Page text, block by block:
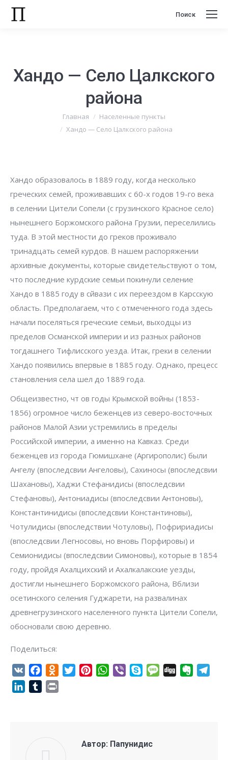
Поиск:
Поиск
Хандо — Село Цалкского
района
Главная
Населенные пункты
Хандо — Село Цалкского района
Хандо образовалось в 1889 году, когда несколько
греческих семей, проживавших с 60-х годов 19-го века
в селении Цители Сопели (с грузинского Красное село)
нынешнего Боржомского района Грузии, переселились
туда. В этой местности до греков проживало
тринадцать семей курдов. В нашем распоряжении
архивные документы, которые свидетельствуют о том,
что последние курдские семьи покинули селение
Хандо в 1885 году в сйвази с их переездом в Карсскую
область. Предполагаем, что с отмеченного года здесь
начали поселяться греческие семьи, выходцы из
пределов Османской империи и из разных районов
тогдашнего Тифлисского уезда. Итак, греки в селении
Хандо появились впервые в 1885 году. Однако, прецесс
становления села шел до 1889 года.
Общеизвестно, чт ов годы Крымской войны (1853-
1856) огромное число беженцев из северо-восточных
районов Малой Азии устремились в пределы
Российской империи, а именно на Кавказ. Среди
беженцев из города Гюмишхане (Аргирополис) были
Ангелу (впоследсвии Ангеловы), Сахиносы (впоследсвии
Шахановы), Хаджи Стефанидисы (впоследсвии
Стефановы), Антониадисы (впоследсвии Антоновы),
Константинидисы (впоследсвии Константиновы),
Чотулидисы (впоследствии Чотуловы), Пофририадисы
(впоследсвии Легносовы, но вновь Порфировы) и
Семионидисы (впоследсвии Симоновы), которые в 1854
году, пройдя Ахалцихский и Ахалкалакские уезды,
достигли нынешнего Боржомского района, Вблизи
осетинского селения Гуджарети, на развалинах
древнегрузинского населенного пункта Цители Сопели,
обосновали свою деревню.
Поделиться:
VK FacebookOdnoklassniki
TwitterPinterestWhatsApp
Viber SkypeMessage
Digg Evernote
LinkedInTumblr
Автор: Папунидис